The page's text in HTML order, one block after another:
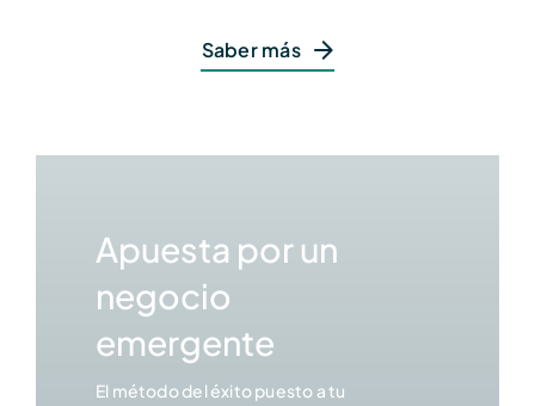
Saber más
Apuesta por un
negocio
emergente
El método del éxito puesto a tu